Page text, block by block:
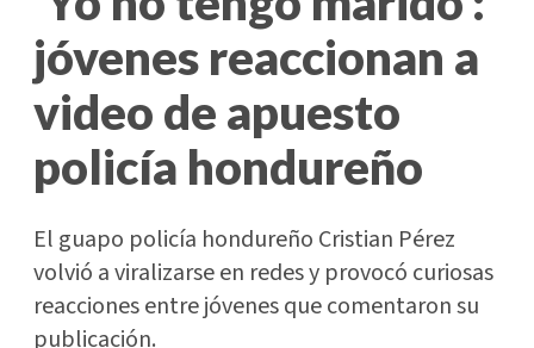
jóvenes reaccionan a
video de apuesto
policía hondureño
El guapo policía hondureño Cristian Pérez
volvió a viralizarse en redes y provocó curiosas
reacciones entre jóvenes que comentaron su
publicación.